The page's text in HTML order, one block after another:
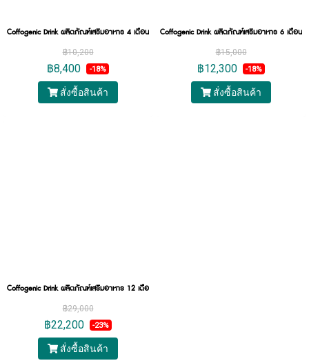
Coffogenic Drink ผลิตภัณฑ์เสริมอาหาร 4 เดือน Set 4 กล่องใหญ่ (120 ขวด)
฿10,200
฿8,400 -18%
สั่งซื้อสินค้า
Coffogenic Drink ผลิตภัณฑ์เสริมอาหาร 6 เดือน
฿15,000
฿12,300 -18%
สั่งซื้อสินค้า
Coffogenic Drink ผลิตภัณฑ์เสริมอาหาร 12 เดือน Set 12 กล่องใหญ่ (360 ขวด)
฿29,000
฿22,200 -23%
สั่งซื้อสินค้า